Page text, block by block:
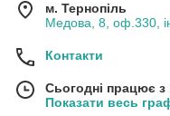
м. Тернопіль
Медова, 8, оф.330,
Контакти
Сьогодні працює з
Показати весь